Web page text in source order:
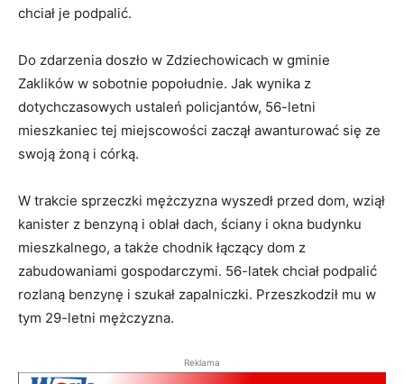
chciał je podpalić.
Do zdarzenia doszło w Zdziechowicach w gminie
Zaklików w sobotnie popołudnie. Jak wynika z
dotychczasowych ustaleń policjantów, 56-letni
mieszkaniec tej miejscowości zaczął awanturować się ze
swoją żoną i córką.
W trakcie sprzeczki mężczyzna wyszedł przed dom, wziął
kanister z benzyną i oblał dach, ściany i okna budynku
mieszkalnego, a także chodnik łączący dom z
zabudowaniami gospodarczymi. 56-latek chciał podpalić
rozlaną benzynę i szukał zapalniczki. Przeszkodził mu w
tym 29-letni mężczyzna.
Reklama